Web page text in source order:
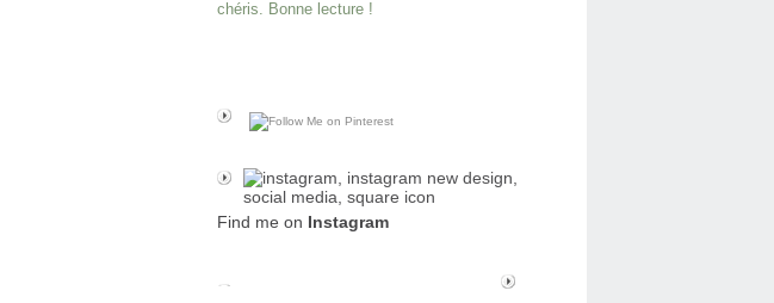
chéris. Bonne lecture !
Find me on Instagram